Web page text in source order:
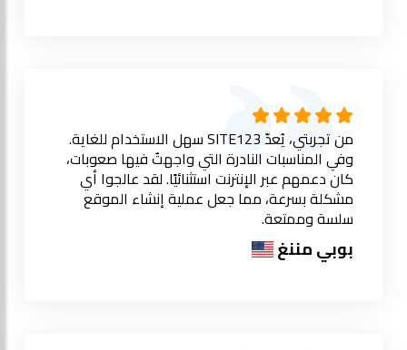
من تجربتي، يُعدّ SITE123 سهل الاستخدام للغاية.
وفي المناسبات النادرة التي واجهتُ فيها صعوبات،
كان دعمهم عبر الإنترنت استثنائيًا. لقد عالجوا أي
مشكلة بسرعة، مما جعل عملية إنشاء الموقع
سلسة وممتعة.
بوبي مننغ